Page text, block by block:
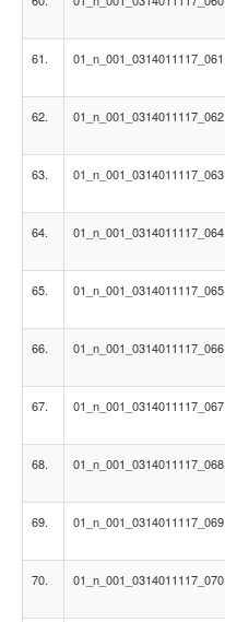
61. 01_n_001_0314011117_061
62. 01_n_001_0314011117_062
63. 01_n_001_0314011117_063
64. 01_n_001_0314011117_064
65. 01_n_001_0314011117_065
66. 01_n_001_0314011117_066
67. 01_n_001_0314011117_067
68. 01_n_001_0314011117_068
69. 01_n_001_0314011117_069
70. 01_n_001_0314011117_070